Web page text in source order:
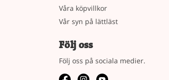
Våra köpvillkor
Vår syn på lättläst
Följ oss
Följ oss på sociala medier.